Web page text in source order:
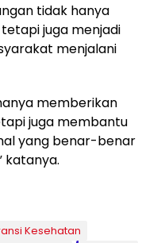
tidak hanya
juga menjadi
menjalani
memberikan
juga membantu
yang benar-benar
katanya.
Kesehatan